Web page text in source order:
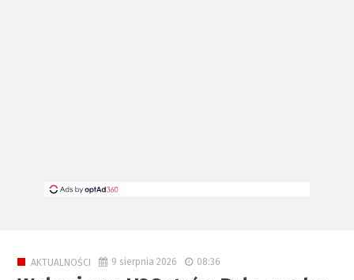
AKTUALNOŚCI 9 sierpnia 2026 08:36